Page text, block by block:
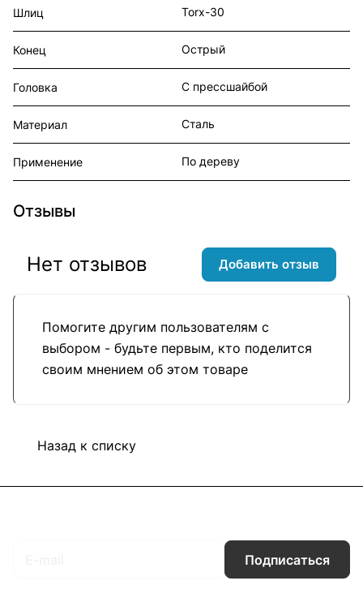
Шлиц Torx-30
Конец Острый
Головка С прессшайбой
Материал Сталь
Применение По дереву
Отзывы
Помогите другим пользователям с
выбором - будьте первым, кто поделится
своим мнением об этом товаре
Нет отзывов Добавить отзыв
Назад к списку
Подписаться